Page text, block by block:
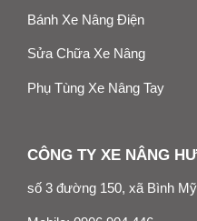
Bánh Xe Nâng Điện
Sửa Chữa Xe Nâng
Phụ Tùng Xe Nâng Tay
CÔNG TY XE NÂNG
số 3 đường 150, xã Bình